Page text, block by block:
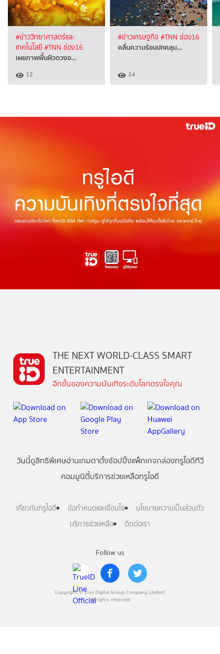
#ข่าววิทยาศาสตร์และ
เทคโนโลยี#TNN ช่อง16
เผยภาพพื้นผิวดวงอ…
12
#ข่าวเศรษฐกิจ #TNN ช่อง16
คลื่นความร้อนปกคลุม…
24
Follow us
Copyright © True Digital Group Company Limited.
All rights reserved
THE NEXT WORLD-CLASS SMART
ENTERTAINMENT
อีกขั้นของความบันเทิงระดับโลกตรงใจคุณ
วันนี้ดูสิทธิพิเศษอ่านเกมตาตั้งช้อปปิ้งแพ็กเกจกล่องทรูไอดีทีวี
คอมมูนิตี้บริการช่วยเหลือทรูไอดี
เกี่ยวกับทรูไอดี ข้อกำหนดและเงื่อนไข
นโยบายความเป็นส่วนตัว
บริการช่วยเหลือ
ติดต่อเรา